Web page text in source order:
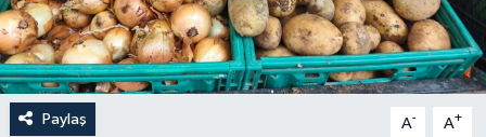
Paylaş A- A+